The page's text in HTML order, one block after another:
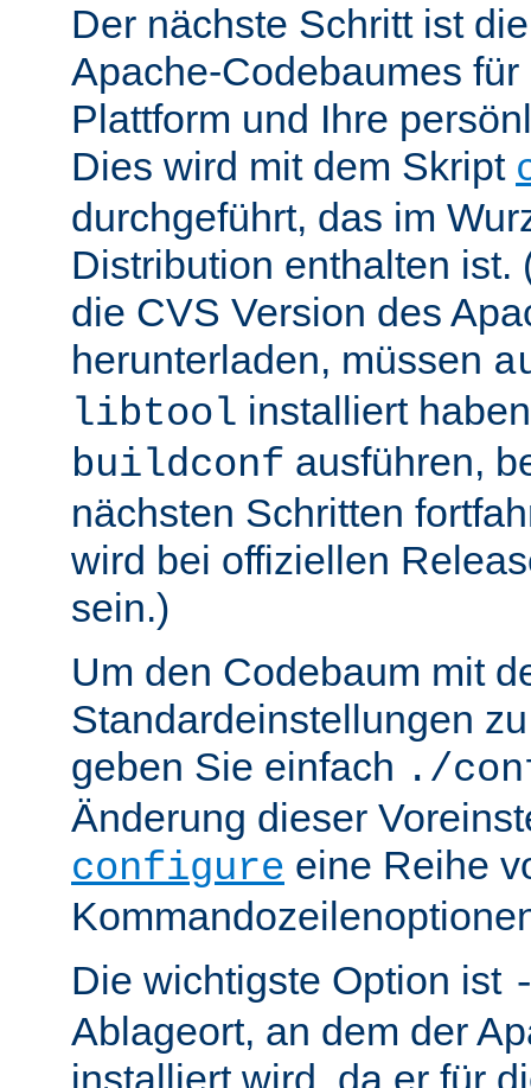
Der nächste Schritt ist
Apache-Codebaumes
Plattform und Ihre
Dies wird mit dem Skript
durchgeführt, das im
Distribution enthalten ist.
die CVS Version des
herunterladen, müssen
libtool installiert
buildconf ausführen,
nächsten Schritten
wird bei offiziellen
sein.)
Um den Codebaum mit
Standardeinstellungen
geben Sie einfach ./
Änderung dieser
configure eine Reihe
Die wichtigste Option ist
Ablageort, an dem der
installiert wird, da er für